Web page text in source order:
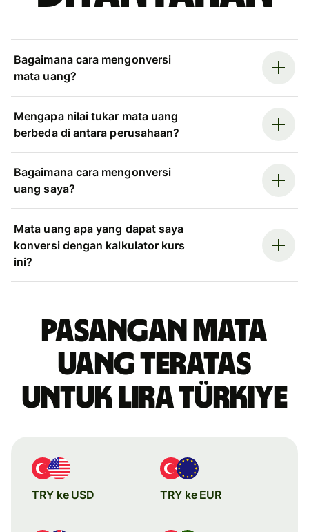
Bagaimana cara mengonversi
mata uang?
Mengapa nilai tukar mata uang
berbeda di antara perusahaan?
Bagaimana cara mengonversi
uang saya?
Mata uang apa yang dapat saya
konversi dengan kalkulator kurs
ini?
Pasangan mata
uang teratas
untuk lira Türkiye
TRY ke USD TRY ke EUR